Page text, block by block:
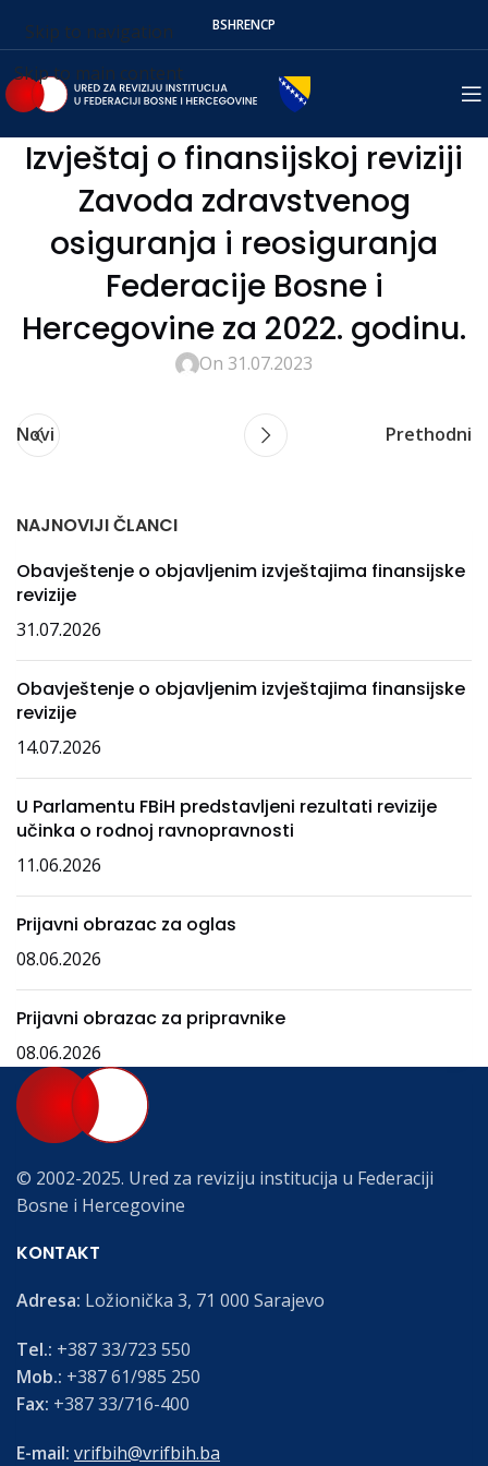
Skip to navigation
Skip to main content
BSHRENСР
Izvještaj o finansijskoj reviziji
Zavoda zdravstvenog
osiguranja i reosiguranja
Federacije Bosne i
Hercegovine za 2022. godinu.
On 31.07.2023
Novi Prethodni
NAJNOVIJI ČLANCI
Obavještenje o objavljenim izvještajima finansijske
revizije
31.07.2026
Obavještenje o objavljenim izvještajima finansijske
revizije
14.07.2026
U Parlamentu FBiH predstavljeni rezultati revizije
učinka o rodnoj ravnopravnosti
11.06.2026
Prijavni obrazac za oglas
08.06.2026
Prijavni obrazac za pripravnike
08.06.2026
© 2002-2025. Ured za reviziju institucija u Federaciji
Bosne i Hercegovine
KONTAKT
Adresa: Ložionička 3, 71 000 Sarajevo
Tel.: +387 33/723 550
Mob.: +387 61/985 250
Fax: +387 33/716-400
E-mail: vrifbih@vrifbih.ba